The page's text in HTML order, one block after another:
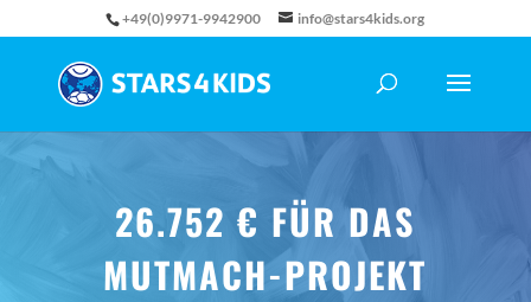
+49(0)9971-9942900 info@stars4kids.org
26.752 € FÜR DAS
MUTMACH-PROJEKT